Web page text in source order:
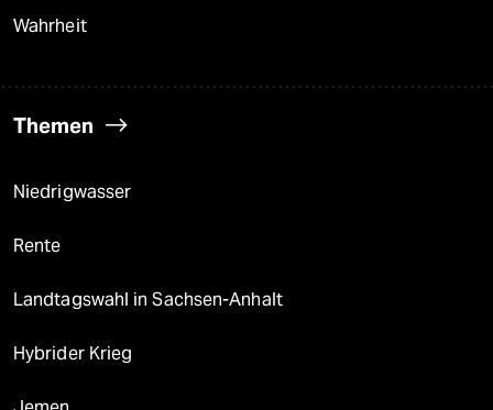
Wahrheit
Themen
Niedrigwasser
Rente
Landtagswahl in Sachsen-Anhalt
Hybrider Krieg